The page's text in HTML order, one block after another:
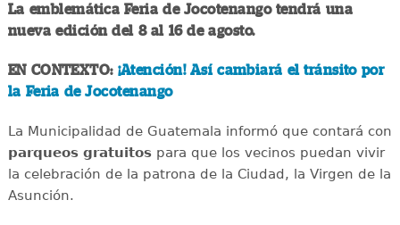
La emblemática Feria de Jocotenango tendrá una
nueva edición del 8 al 16 de agosto.
EN CONTEXTO:¡Atención! Así cambiará el tránsito por
la Feria de Jocotenango
La Municipalidad de Guatemala informó que contará con
parqueos gratuitospara que los vecinos puedan vivir
la celebración de la patrona de la Ciudad, la Virgen de la
Asunción.